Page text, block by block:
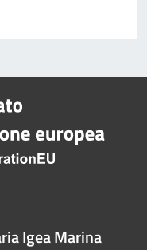
Igea Marina